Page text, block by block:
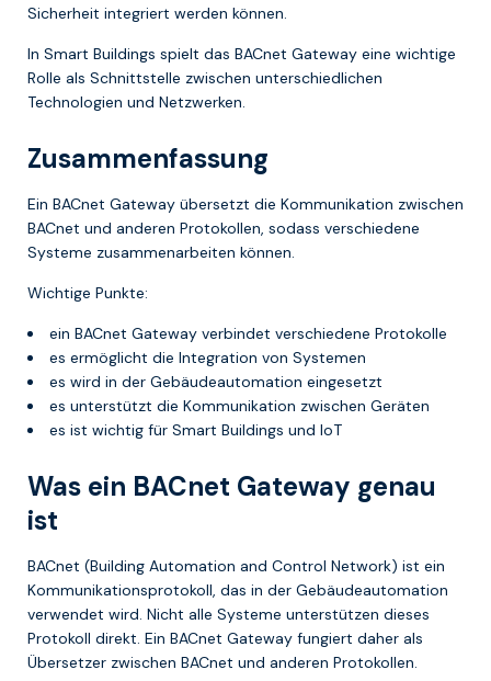
Sicherheit integriert werden können.
In Smart Buildings spielt das BACnet Gateway eine wichtige
Rolle als Schnittstelle zwischen unterschiedlichen
Technologien und Netzwerken.
Zusammenfassung
Ein BACnet Gateway übersetzt die Kommunikation zwischen
BACnet und anderen Protokollen, sodass verschiedene
Systeme zusammenarbeiten können.
Wichtige Punkte:
ein BACnet Gateway verbindet verschiedene Protokolle
es ermöglicht die Integration von Systemen
es wird in der Gebäudeautomation eingesetzt
es unterstützt die Kommunikation zwischen Geräten
es ist wichtig für Smart Buildings und IoT
Was ein BACnet Gateway genau
ist
BACnet (Building Automation and Control Network) ist ein
Kommunikationsprotokoll, das in der Gebäudeautomation
verwendet wird. Nicht alle Systeme unterstützen dieses
Protokoll direkt. Ein BACnet Gateway fungiert daher als
Übersetzer zwischen BACnet und anderen Protokollen.